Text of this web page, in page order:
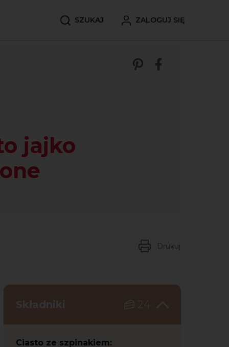
SZUKAJ ZALOGUJ SIĘ
jajko
Zobacz nasze
Udostępnij
Drukuj
Składniki 24
Ciasto ze szpinakiem: